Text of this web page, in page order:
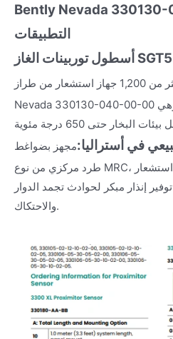
Bently Nevada
التطبيقات
أسطول توربينات الغاز SGT5-8000H من سيمنز في
تم نشر أكثر من 1,200 جهاز استشعار من طراز Bently
Nevada 330130-040-00-00 لمراقبة إزاحة المحامل، وهي
في أستراليا:مجهز بضواغط
طرد مركزي من نوع MRC، مع نشر أكثر من 400 جهاز استشعار
إنذار مبكر لحوادث تجمد الدوار
والاحتكاك.